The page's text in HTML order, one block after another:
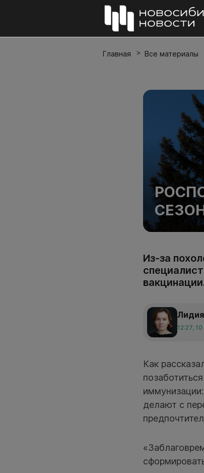
Главная Все материалы
Из-за
12:27,
Как
делают с